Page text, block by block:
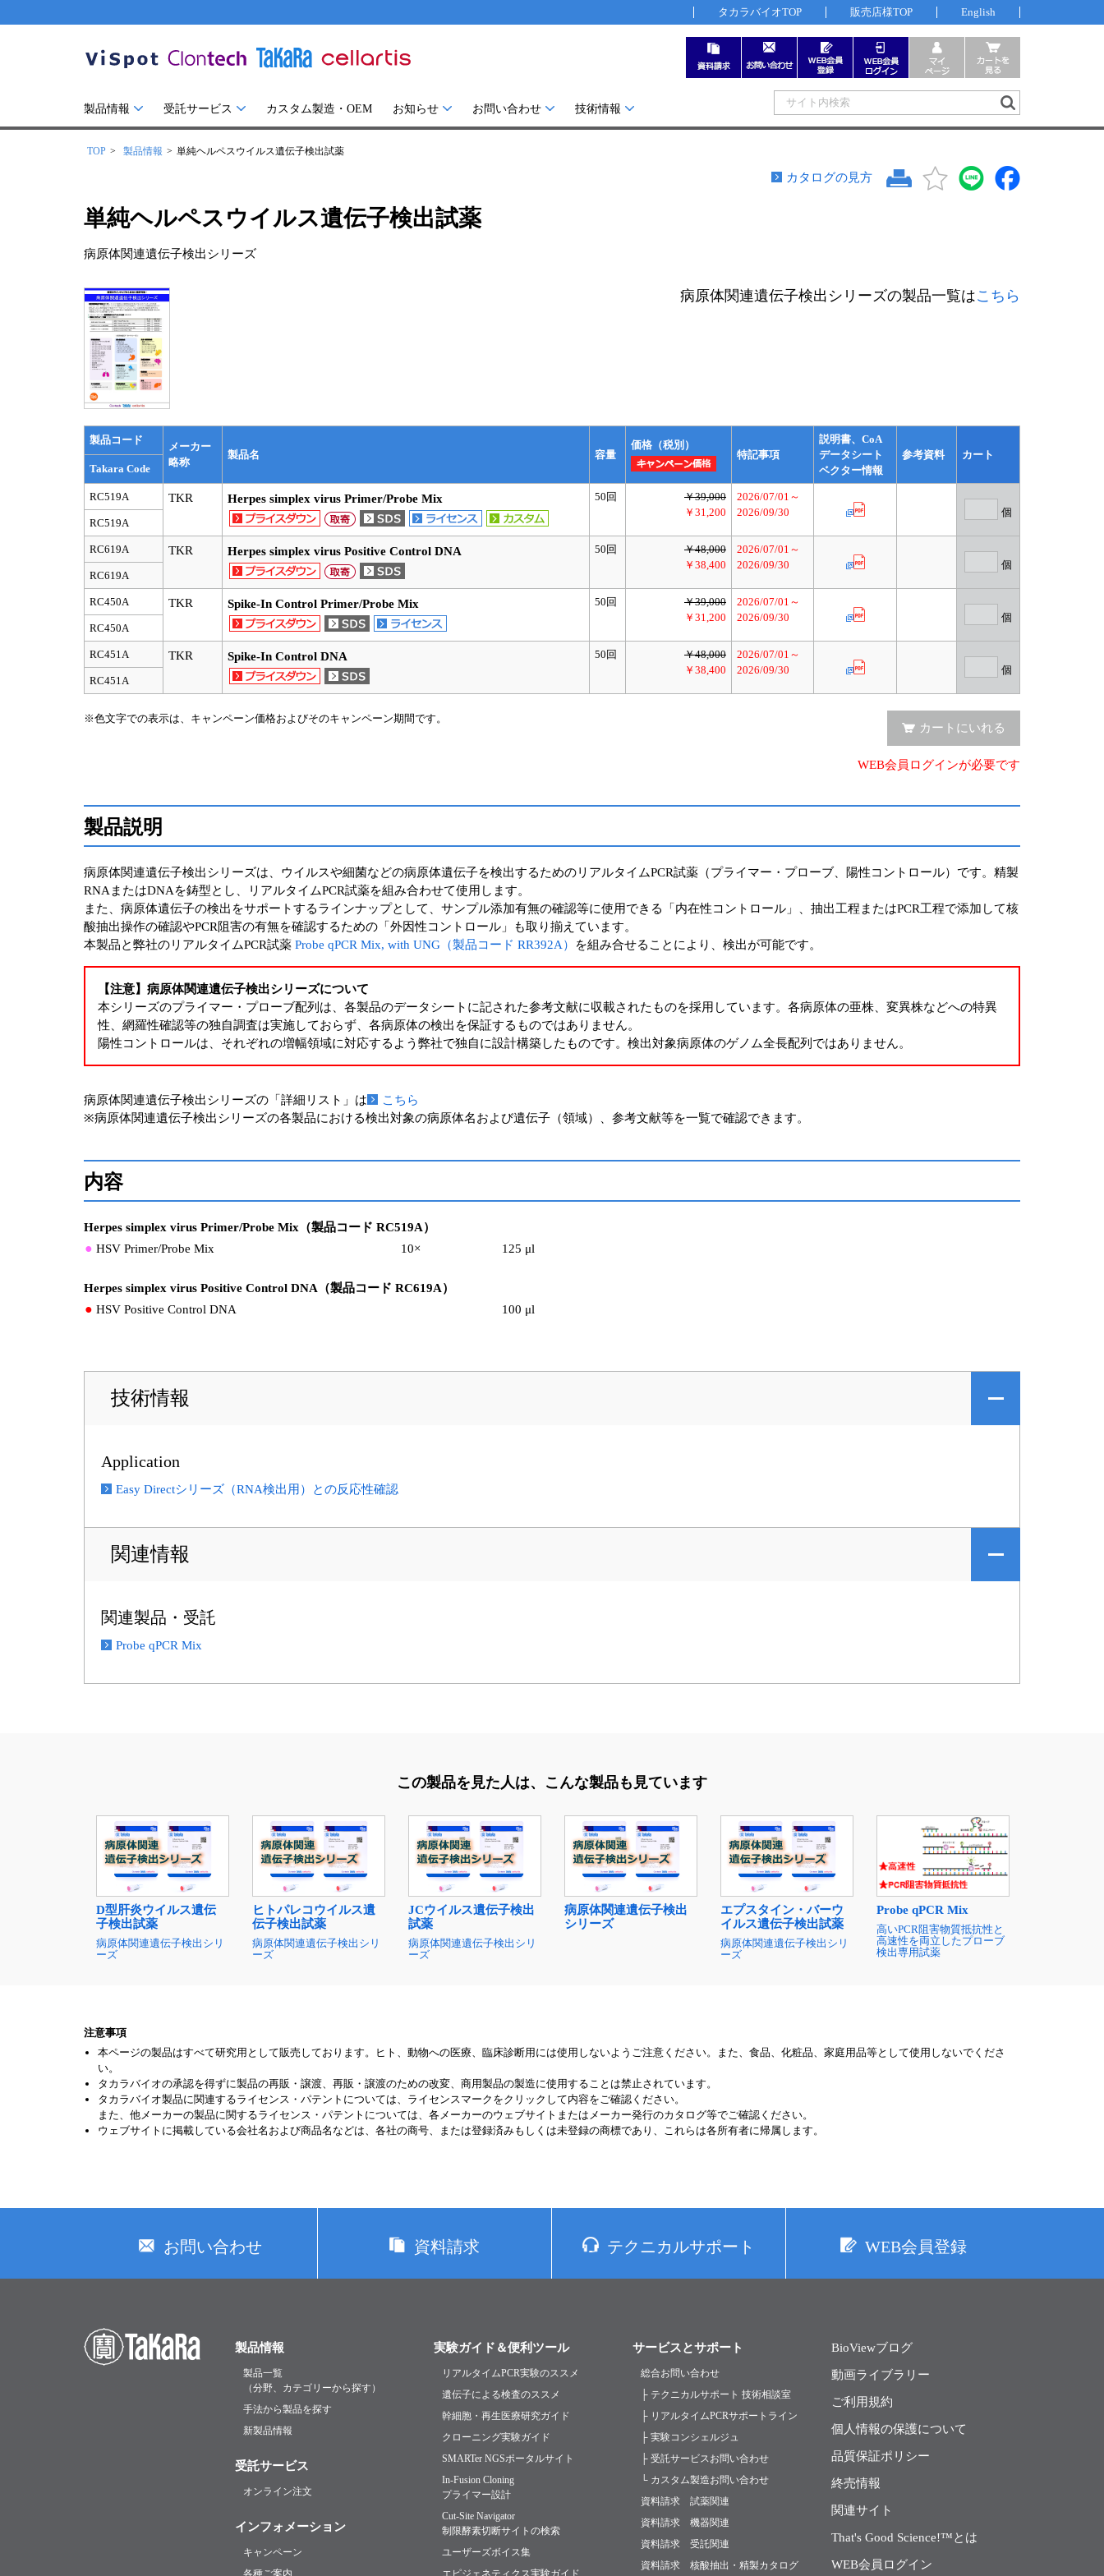
タカラバイオTOP 販売店様TOP English
製品情報 受託サービス カスタム製造・OEM お知らせ お問い合わせ 技術情報
TOP 製品情報 単純ヘルペスウイルス遺伝子検出試薬
カタログの見方
単純ヘルペスウイルス遺伝子検出試薬
病原体関連遺伝子検出シリーズ
病原体関連遺伝子検出シリーズの製品一覧はこちら
製品コード
メーカー
略称
製品名 容量
価格（税別）
特記事項
説明書、CoA
データシート
ベクター情報
参考資料
カート
Takara Code
RC519A TKR Herpes simplex virus Primer/Probe Mix 50回
￥39,000
￥31,200
2026/07/01～
2026/09/30
個
RC519A
RC619A TKR Herpes simplex virus Positive Control DNA 50回
￥48,000
￥38,400
2026/07/01～
2026/09/30
個
RC619A
RC450A TKR Spike-In Control Primer/Probe Mix 50回
￥39,000
￥31,200
2026/07/01～
2026/09/30
個
RC450A
RC451A TKR Spike-In Control DNA 50回
￥48,000
￥38,400
2026/07/01～
2026/09/30
個
RC451A
※色文字での表示は、キャンペーン価格およびそのキャンペーン期間です。
カートにいれる
WEB会員ログインが必要です
製品説明
病原体関連遺伝子検出シリーズは、ウイルスや細菌などの病原体遺伝子を検出するためのリアルタイムPCR試薬（プライマー・プローブ、陽性コントロール）です。精製
RNAまたはDNAを鋳型とし、リアルタイムPCR試薬を組み合わせて使用します。
また、病原体遺伝子の検出をサポートするラインナップとして、サンプル添加有無の確認等に使用できる「内在性コントロール」、抽出工程またはPCR工程で添加して核
酸抽出操作の確認やPCR阻害の有無を確認するための「外因性コントロール」も取り揃えています。
本製品と弊社のリアルタイムPCR試薬 Probe qPCR Mix, with UNG（製品コード RR392A） を組み合せることにより、検出が可能です。
【注意】病原体関連遺伝子検出シリーズについて
本シリーズのプライマー・プローブ配列は、各製品のデータシートに記された参考文献に収載されたものを採用しています。各病原体の亜株、変異株などへの特異
性、網羅性確認等の独自調査は実施しておらず、各病原体の検出を保証するものではありません。
陽性コントロールは、それぞれの増幅領域に対応するよう弊社で独自に設計構築したものです。検出対象病原体のゲノム全長配列ではありません。
病原体関連遺伝子検出シリーズの「詳細リスト」は
こちら
※病原体関連遺伝子検出シリーズの各製品における検出対象の病原体名および遺伝子（領域）、参考文献等を一覧で確認できます。
内容
Herpes simplex virus Primer/Probe Mix（製品コード RC519A）
● HSV Primer/Probe Mix 10× 125 μl
Herpes simplex virus Positive Control DNA（製品コード RC619A）
● HSV Positive Control DNA 100 μl
技術情報
Application
Easy Directシリーズ（RNA検出用）との反応性確認
関連情報
関連製品・受託
Probe qPCR Mix
この製品を見た人は、 こんな製品も見ています
D型肝炎ウイルス遺伝
子検出試薬
病原体関連遺伝子検出シリ
ーズ
ヒトパレコウイルス遺
伝子検出試薬
病原体関連遺伝子検出シリ
ーズ
JCウイルス遺伝子検出
試薬
病原体関連遺伝子検出シリ
ーズ
病原体関連遺伝子検出
シリーズ
エプスタイン・バーウ
イルス遺伝子検出試薬
病原体関連遺伝子検出シリ
ーズ
Probe qPCR Mix
高いPCR阻害物質抵抗性と
高速性を両立したプローブ
検出専用試薬
注意事項
本ページの製品はすべて研究用として販売しております。ヒト、動物への医療、臨床診断用には使用しないようご注意ください。また、食品、化粧品、家庭用品等として使用しないでくださ
い。
タカラバイオの承認を得ずに製品の再販・譲渡、再販・譲渡のための改変、商用製品の製造に使用することは禁止されています。
タカラバイオ製品に関連するライセンス・パテントについては、ライセンスマークをクリックして内容をご確認ください。
また、他メーカーの製品に関するライセンス・パテントについては、各メーカーのウェブサイトまたはメーカー発行のカタログ等でご確認ください。
ウェブサイトに掲載している会社名および商品名などは、各社の商号、または登録済みもしくは未登録の商標であり、これらは各所有者に帰属します。
お問い合わせ 資料請求 テクニカルサポート WEB会員登録
製品情報
製品一覧
（分野、カテゴリーから探す）
手法から製品を探す
新製品情報
受託サービス
オンライン注文
インフォメーション
キャンペーン
各種ご案内
実験ガイド＆便利ツール
リアルタイムPCR実験のススメ
遺伝子による検査のススメ
幹細胞・再生医療研究ガイド
クローニング実験ガイド
SMARTer NGSポータルサイト
In-Fusion Cloning
プライマー設計
Cut-Site Navigator
制限酵素切断サイトの検索
ユーザーズボイス集
エピジェネティクス実験ガイド
サービスとサポート
総合お問い合わせ
├ テクニカルサポート 技術相談室
├ リアルタイムPCRサポートライン
├ 実験コンシェルジュ
├ 受託サービスお問い合わせ
└ カスタム製造お問い合わせ
資料請求 試薬関連
資料請求 機器関連
資料請求 受託関連
資料請求 核酸抽出・精製カタログ
BioViewブログ
動画ライブラリー
ご利用規約
個人情報の保護について
品質保証ポリシー
終売情報
関連サイト
That's Good Science!™とは
WEB会員ログイン